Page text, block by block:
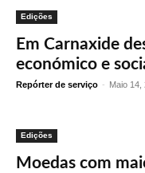
Edições
Em Carnaxide
económico e
Repórter de serviço - Maio 14,
Edições
Moedas com